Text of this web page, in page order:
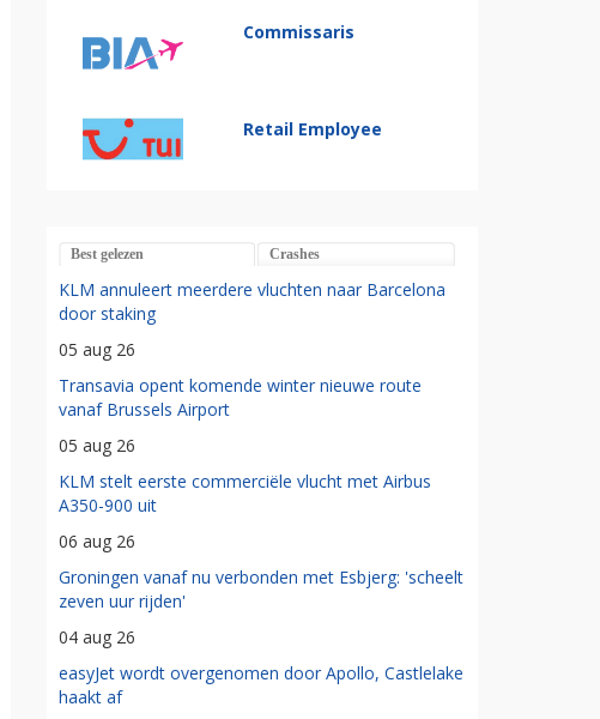
Commissaris
Retail Employee
Best gelezen Crashes
KLM annuleert meerdere vluchten naar Barcelona
door staking
05 aug 26
Transavia opent komende winter nieuwe route
vanaf Brussels Airport
05 aug 26
KLM stelt eerste commerciële vlucht met Airbus
A350-900 uit
06 aug 26
Groningen vanaf nu verbonden met Esbjerg: 'scheelt
zeven uur rijden'
04 aug 26
easyJet wordt overgenomen door Apollo, Castlelake
haakt af